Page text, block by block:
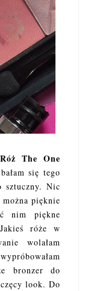
Róż The One
się tego
sztuczny. Nic
pięknie
nim piękne
róże w
wolałam
bronzer do
look. Do